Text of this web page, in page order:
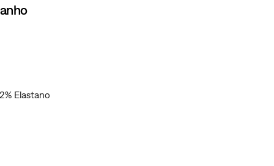
Elastano